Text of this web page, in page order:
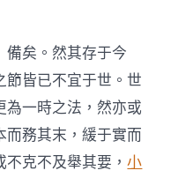
備矣。然其存于今
節皆已不宜于世。世
為一時之法，然亦或
而務其末，緩于實而
不克不及舉其要，小